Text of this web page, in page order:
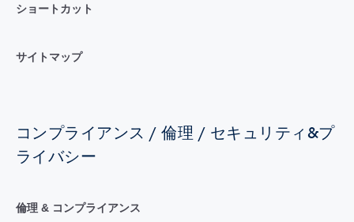
ショートカット
サイトマップ
コンプライアンス / 倫理 / セキュリティ&プ
ライバシー
倫理 & コンプライアンス